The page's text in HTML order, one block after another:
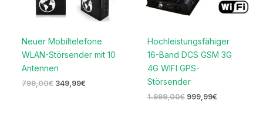
Neuer Mobiltelefone
WLAN-Störsender mit 10
Antennen
799,00€ 349,99€
Hochleistungsfähiger
16-Band DCS GSM 3G
4G WIFI GPS-
Störsender
1.999,00€ 999,99€